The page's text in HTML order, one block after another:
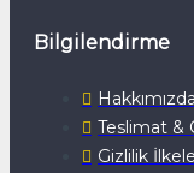
Bilgilendirme
Hakkımızda
Teslimat &
Gizlilik